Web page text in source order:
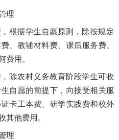
理
根据学生自愿原则，除按规定
、教辅材料费、课后服务费、
费用。
除农村义务教育阶段学生可收
自愿的前提下，向接受相关服
卡工本费、研学实践费和校外
其他费用。
理